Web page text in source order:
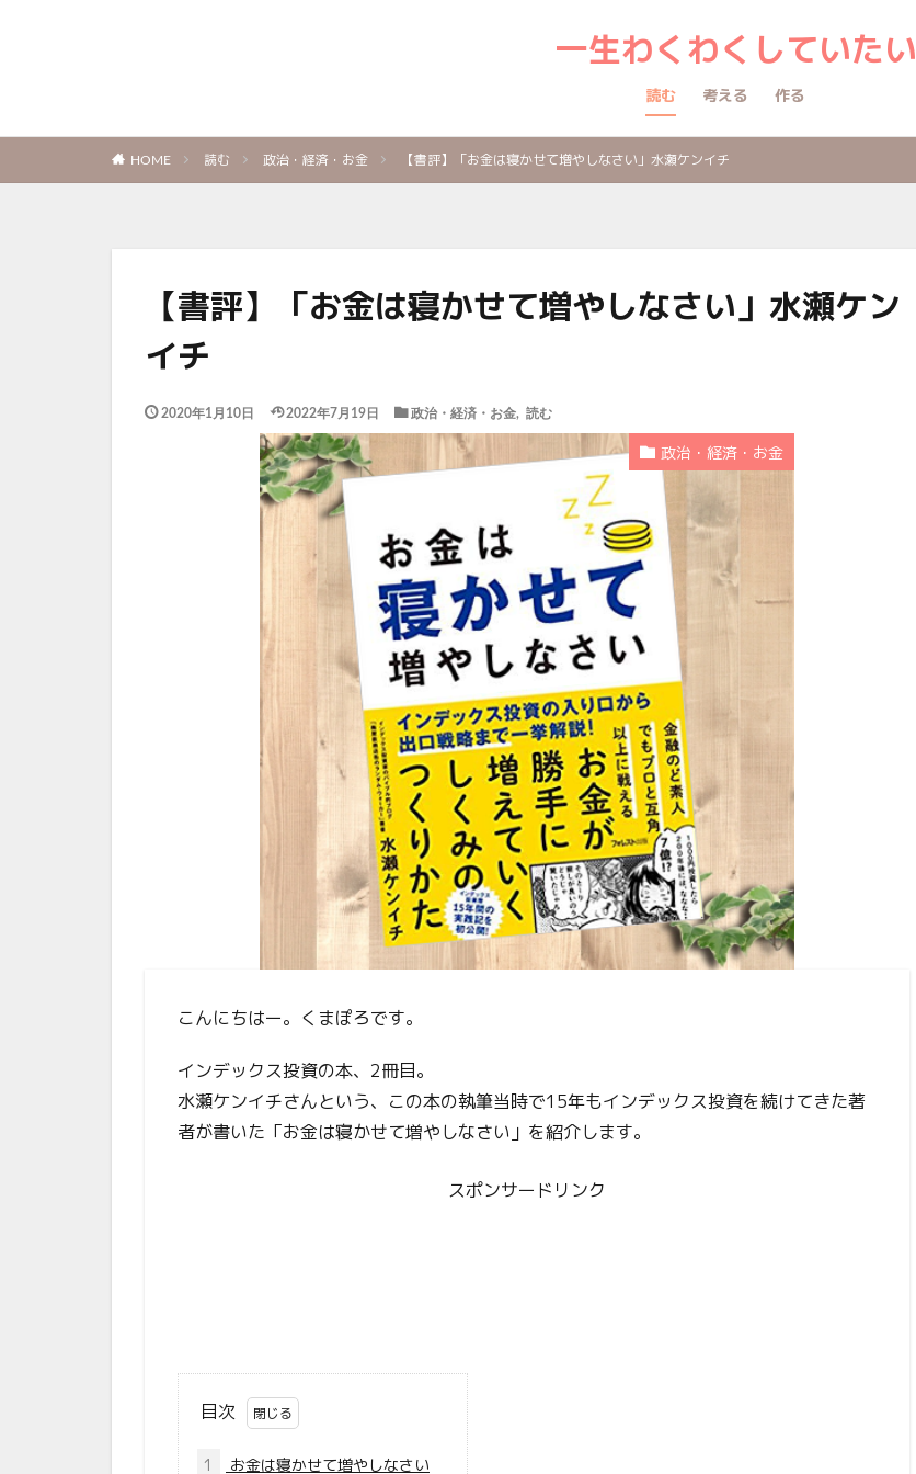
一生わくわくしていたい
読む 考える 作る
HOME 読む 政治・経済・お金 【書評】「お金は寝かせて増やしなさい」水瀬ケンイチ
【書評】「お金は寝かせて増やしなさい」水瀬ケン
イチ
2020年1月10日 2022年7月19日 政治・経済・お金, 読む
政治・経済・お金
こんにちはー。くまぽろです。
インデックス投資の本、2冊目。
水瀬ケンイチさんという、この本の執筆当時で15年もインデックス投資を続けてきた著
者が書いた「お金は寝かせて増やしなさい」を紹介します。
スポンサードリンク
目次
1 お金は寝かせて増やしなさい